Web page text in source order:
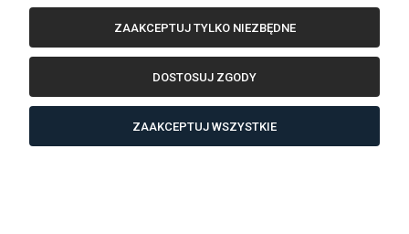
ZAAKCEPTUJ TYLKO NIEZBĘDNE
DOSTOSUJ ZGODY
ZAAKCEPTUJ WSZYSTKIE